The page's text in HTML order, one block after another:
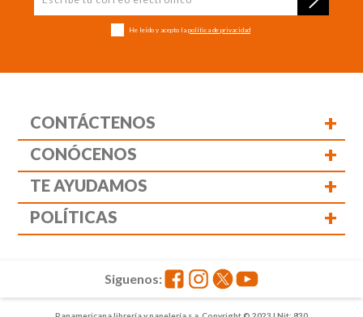
He leído y acepto la política de privacidad
CONTÁCTENOS +
CONÓCENOS +
TE AYUDAMOS +
POLÍTICAS +
Siguenos: